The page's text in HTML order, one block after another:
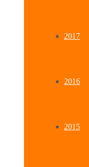
2017
2016
2015